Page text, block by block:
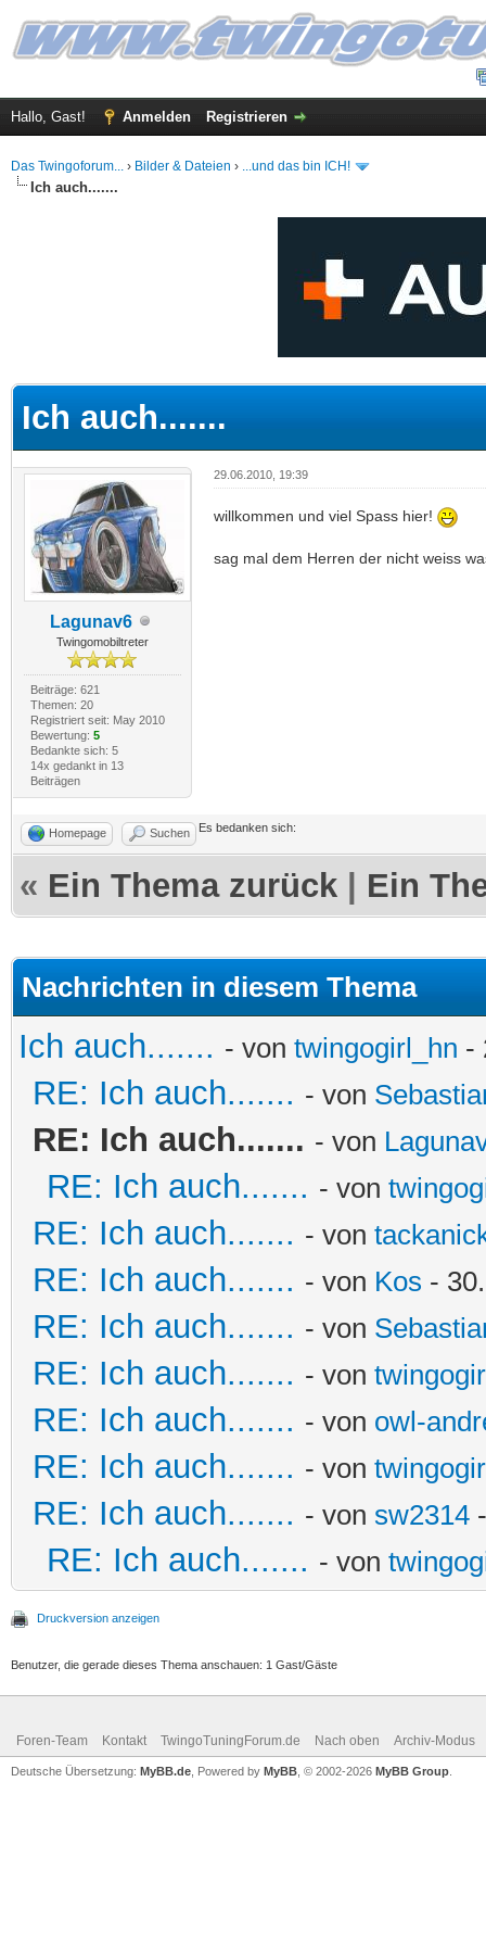
Hallo, Gast! Anmelden Registrieren
Das Twingoforum... › Bilder & Dateien › ...und das bin ICH!
Ich auch.......
Ich auch.......
Lagunav6
Twingomobiltreter
Beiträge: 621
Themen: 20
Registriert seit: May 2010
Bewertung: 5
Bedankte sich: 5
14x gedankt in 13
Beiträgen
29.06.2010, 19:39
willkommen und viel Spass hier!
sag mal dem Herren der nicht weiss
Homepage Suchen Es bedanken sich:
« Ein Thema zurück Ein
Nachrichten in diesem Thema
Ich auch....... - von twingogirl_hn -
RE: Ich auch....... - von
RE: Ich auch....... - von
RE: Ich auch....... - von
RE: Ich auch....... - von
RE: Ich auch....... - von Kos -
RE: Ich auch....... - von
RE: Ich auch....... - von
RE: Ich auch....... - von owl-
RE: Ich auch....... - von
RE: Ich auch....... - von sw2314
RE: Ich auch....... - von
Druckversion anzeigen
Benutzer, die gerade dieses Thema anschauen: 1 Gast/Gäste
Foren-Team Kontakt TwingoTuningForum.de Nach oben Archiv-Modus
Deutsche Übersetzung: MyBB.de , Powered by MyBB , © 2002-2026 MyBB Group